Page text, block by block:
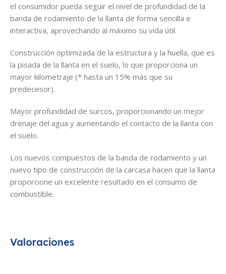
el consumidor pueda seguir el nivel de profundidad de la
banda de rodamiento de la llanta de forma sencilla e
interactiva, aprovechando al máximo su vida útil.
Construcción optimizada de la estructura y la huella, que es
la pisada de la llanta en el suelo, lo que proporciona un
mayor kilometraje (* hasta un 15% más que su
predecesor).
Mayor profundidad de surcos, proporcionando un mejor
drenaje del agua y aumentando el contacto de la llanta con
el suelo.
Los nuevos compuestos de la banda de rodamiento y un
nuevo tipo de construcción de la carcasa hacen que la llanta
proporcione un excelente resultado en el consumo de
combustible.
Valoraciones